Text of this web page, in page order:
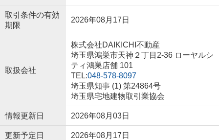
取引条件の有効
期限
2026年08月17日
取扱会社
株式会社DAIKICHI不動産
埼玉県鴻巣市天神２丁目2-36 ローヤルシ
ティ鴻巣店舗 101
TEL:048-578-8097
埼玉県知事 (1) 第24864号
埼玉県宅地建物取引業協会
情報更新日 2026年08月03日
更新予定日 2026年08月17日